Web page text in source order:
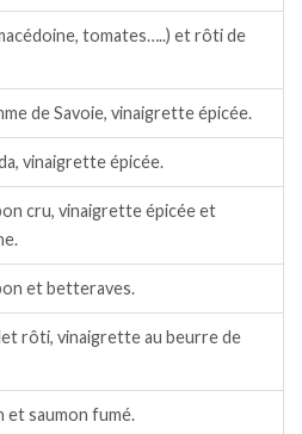
tomates…..) et rôti de
de Savoie, vinaigrette épicée.
vinaigrette épicée.
cru, vinaigrette épicée et
et betteraves.
rôti, vinaigrette au beurre de
et saumon fumé.